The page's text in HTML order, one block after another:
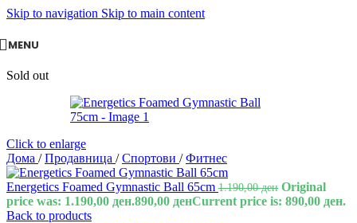
Skip to navigation Skip to main content
MENU
Sold out
Click to enlarge
Дома / Продавница / Спортови / Фитнес
Energetics Foamed Gymnastic Ball 65cm 1.190,00ден Original
price was: 1.190,00 ден.890,00 денCurrent price is: 890,00 ден.
Back to products